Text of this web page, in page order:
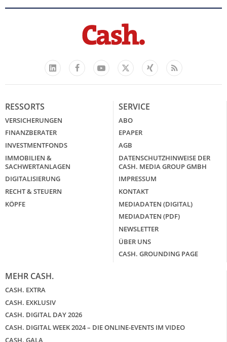
LinkedIn
FacebookYouTube
X
Xing Feed
RESSORTS
VERSICHERUNGEN
FINANZBERATER
INVESTMENTFONDS
IMMOBILIEN &
SACHWERTANLAGEN
DIGITALISIERUNG
RECHT & STEUERN
KÖPFE
SERVICE
ABO
EPAPER
AGB
DATENSCHUTZHINWEISE DER
CASH. MEDIA GROUP GMBH
IMPRESSUM
KONTAKT
MEDIADATEN (DIGITAL)
MEDIADATEN (PDF)
NEWSLETTER
ÜBER UNS
CASH. GROUNDING PAGE
MEHR CASH.
CASH. EXTRA
CASH. EXKLUSIV
CASH. DIGITAL DAY 2026
CASH. DIGITAL WEEK 2024 – DIE ONLINE-EVENTS IM VIDEO
CASH. GALA